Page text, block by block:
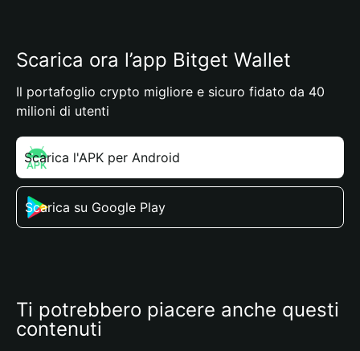
Scarica ora l’app Bitget Wallet
Il portafoglio crypto migliore e sicuro fidato da 40
milioni di utenti
Scarica l'APK per Android
Scarica su Google Play
Ti potrebbero piacere anche questi
contenuti